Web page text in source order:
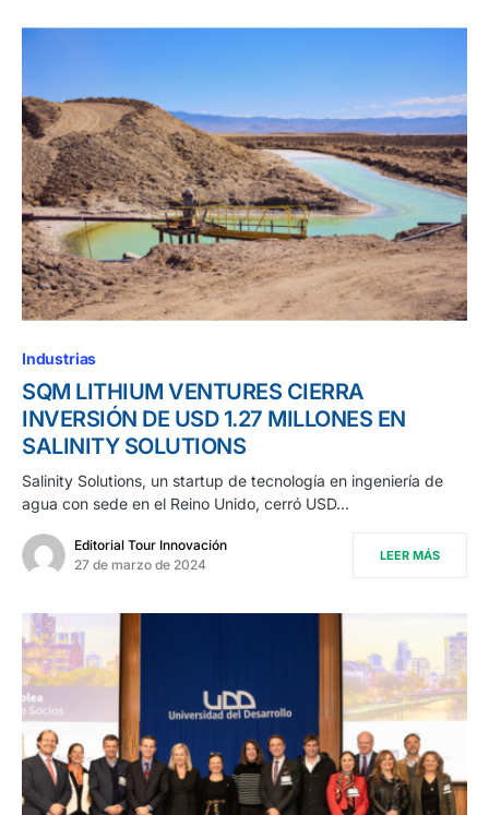
Industrias
SQM LITHIUM VENTURES CIERRA
INVERSIÓN DE USD 1.27 MILLONES EN
SALINITY SOLUTIONS
Salinity Solutions, un startup de tecnología en ingeniería de
agua con sede en el Reino Unido, cerró USD…
Editorial Tour Innovación
27 de marzo de 2024
LEER MÁS